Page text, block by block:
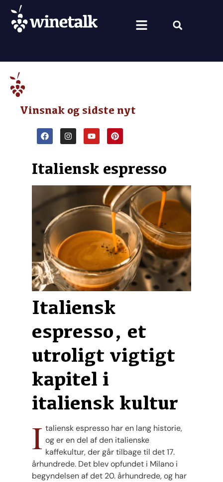
Vinsnak og sidste nyt
Italiensk espresso
Italiensk
espresso, et
utroligt vigtigt
kapitel i
italiensk kultur
I taliensk espresso har en lang historie,
og er en del af den italienske
kaffekultur, der går tilbage til det 17.
århundrede. Det blev opfundet i Milano i
begyndelsen af det 20. århundrede, og har